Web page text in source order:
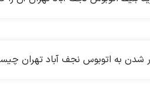
شدن به اتوبوس نجف آباد تهران